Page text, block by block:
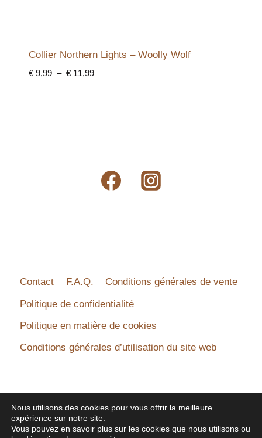
Collier Northern Lights – Woolly Wolf
€9,99 – €11,99Plage
Contact F.A.Q.
Conditions générales de vente
Politique de confidentialité
Politique en matière de cookies
Conditions générales d’utilisation du site web
© 2026 - B 'n Lily - Tous droits réservés - Made by
Nous utilisons des cookies pour vous offrir la meilleure
expérience sur notre site.
Vous pouvez en savoir plus sur les cookies que nous utilisons ou